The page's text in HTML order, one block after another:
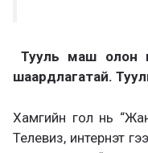
Тууль маш олон
шаардлагатай. Т
Хамгийн гол нь
Телевиз, интернэт